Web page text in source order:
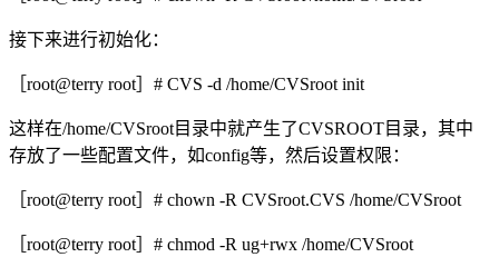
接下来进行初始化：
［root@terry root］# CVS -d /home/CVSroot init
这样在/home/CVSroot目录中就产生了CVSROOT目录，其中
存放了一些配置文件，如config等，然后设置权限：
［root@terry root］# chown -R CVSroot.CVS /home/CVSroot
［root@terry root］# chmod -R ug+rwx /home/CVSroot